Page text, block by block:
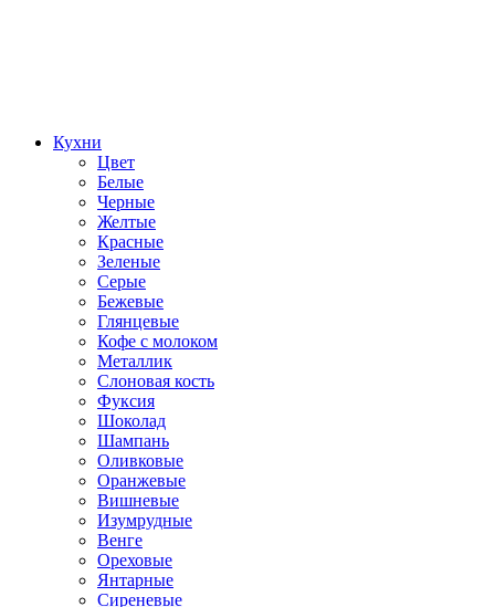
Кухни
Цвет
Белые
Черные
Желтые
Красные
Зеленые
Серые
Бежевые
Глянцевые
Кофе с молоком
Металлик
Слоновая кость
Фуксия
Шоколад
Шампань
Оливковые
Оранжевые
Вишневые
Изумрудные
Венге
Ореховые
Янтарные
Сиреневые